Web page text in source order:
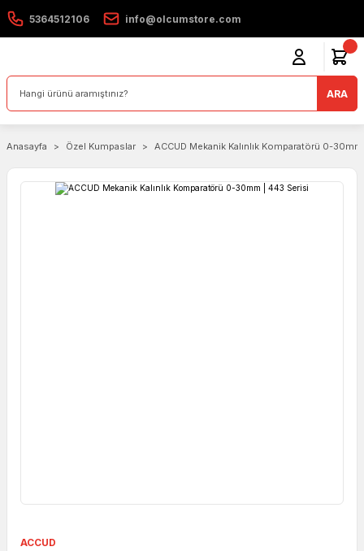
5364512106 info@olcumstore.com
ARA
Anasayfa Özel Kumpaslar ACCUD Mekanik Kalınlık Komparatörü 0-
ACCUD